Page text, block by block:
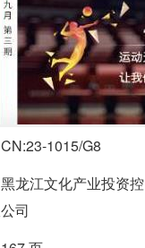
1015/G8
龙江文化产业投资控
司